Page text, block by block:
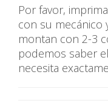
Por favor,
con su mecánico
montan con 2-3
podemos saber
necesita